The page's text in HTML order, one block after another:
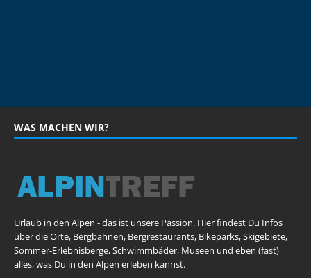
WAS MACHEN WIR?
Urlaub in den Alpen - das ist unsere Passion. Hier findest Du Infos
über die Orte, Bergbahnen, Bergrestaurants, Bikeparks, Skigebiete,
Sommer-Erlebnisberge, Schwimmbäder, Museen und eben (fast)
alles, was Du in den Alpen erleben kannst.